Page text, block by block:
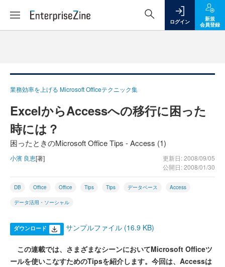
ログイン
新規
会員登録
業務効率を上げる Microsoft Officeテクニック集
ExcelからAccessへの移行に困った
時には？
困ったときのMicrosoft Office Tips - Access (1)
小濱 良恵[著]
更新日: 2008/09/05
公開日: 2008/01/30
DB Office Office Tips Tips データベース Access
データ活用・ソーシャル
ダウンロード サンプルファイル (16.9 KB)
この連載では、さまざまなシーンにおいてMicrosoft Officeツ
ールを使いこなすためのTipsを紹介します。今回は、Accessは